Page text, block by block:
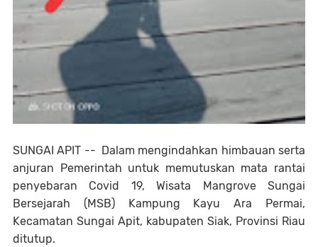
SUNGAI APIT -- Dalam mengindahkan himbauan serta
anjuran Pemerintah untuk memutuskan mata rantai
penyebaran Covid 19, Wisata Mangrove Sungai
Bersejarah (MSB) Kampung Kayu Ara Permai,
Kecamatan Sungai Apit, kabupaten Siak, Provinsi Riau
ditutup.